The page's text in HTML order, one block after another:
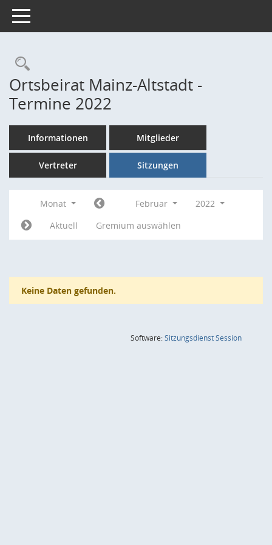
Toggle navigation
Rechercheauswahl
Ortsbeirat Mainz-Altstadt -
Termine 2022
Informationen Mitglieder
Vertreter Sitzungen
Monat Februar
2022
Aktuell
Gremium auswählen
Keine Daten gefunden.
Software:SitzungsdienstSession(Wird in